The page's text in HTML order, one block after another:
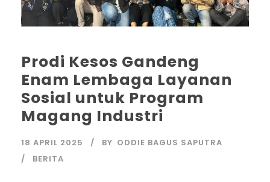
Prodi Kesos Gandeng
Enam Lembaga Layanan
Sosial untuk Program
Magang Industri
18 APRIL 2025 BY ODDIE BAGUS SAPUTRA
BERITA